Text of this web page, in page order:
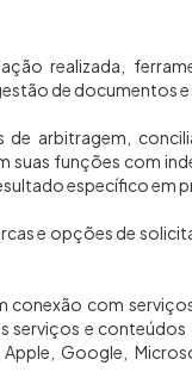
realizada,
de documentos
arbitragem,
funções com
específico em
e opções de
com
e
Google,